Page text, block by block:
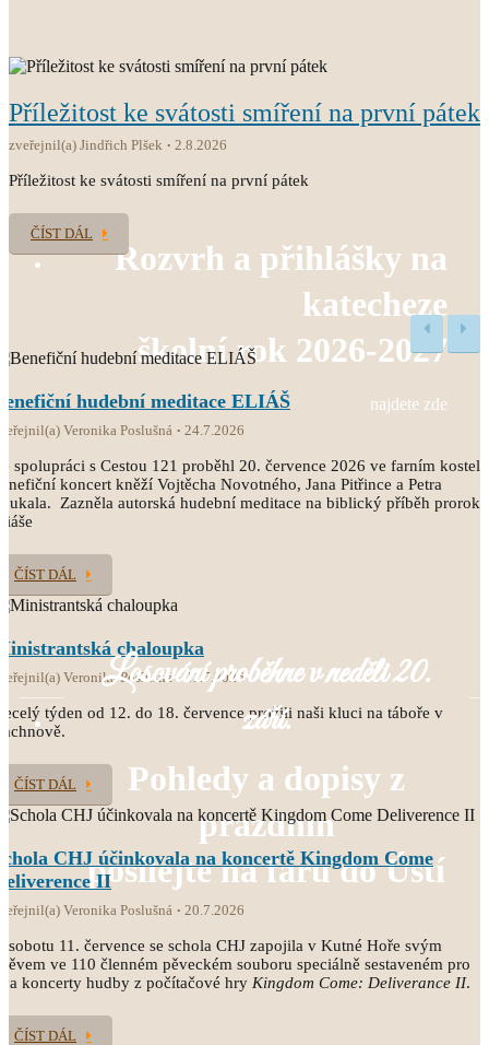
Rozvrh a přihlášky na
katecheze
školní rok 2026-2027
najdete zde
Losování proběhne v neděli 20.
září.
Pohledy a dopisy z
prázdnin
posílejte na faru do Ústí
Příležitost ke svátosti smíření na první pátek
zveřejnil(a) Jindřich Plšek 2.8.2026
Příležitost ke svátosti smíření na první pátek
ČÍST DÁL
hudební meditace ELIÁŠ
Veronika Poslušná 24.7.2026
spolupráci s Cestou 121 proběhl 20. července 2026 ve farním kostele
koncert kněží Vojtěcha Novotného, Jana Pitřince a Petra
Zazněla autorská hudební meditace na biblický příběh proroka
ČÍST DÁL
chaloupka
Veronika Poslušná 21.7.2026
týden od 12. do 18. července prožili naši kluci na táboře v
ČÍST DÁL
CHJ účinkovala na koncertě Kingdom Come
II
Veronika Poslušná 20.7.2026
sobotu 11. července se schola CHJ zapojila v Kutné Hoře svým
ve 110 členném pěveckém souboru speciálně sestaveném pro
koncerty hudby z počítačové hry Kingdom Come: Deliverance II.
ČÍST DÁL